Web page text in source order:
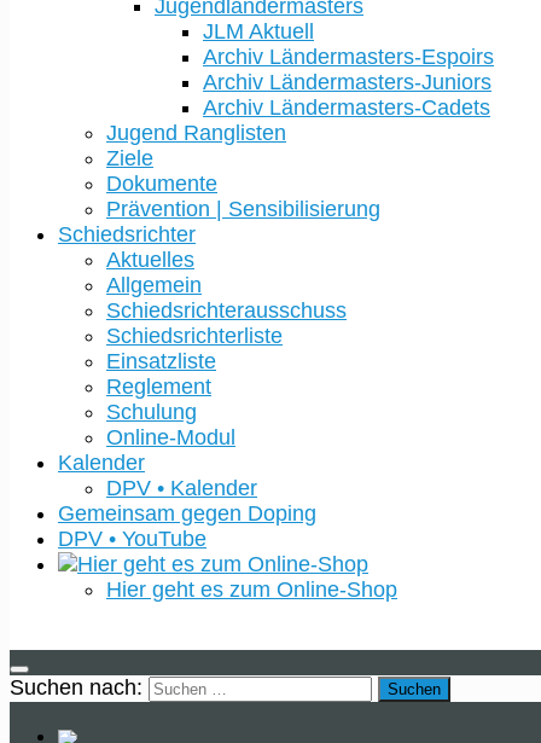
Jugendländermasters
JLM Aktuell
Archiv Ländermasters-Espoirs
Archiv Ländermasters-Juniors
Archiv Ländermasters-Cadets
Jugend Ranglisten
Ziele
Dokumente
Prävention | Sensibilisierung
Schiedsrichter
Aktuelles
Allgemein
Schiedsrichterausschuss
Schiedsrichterliste
Einsatzliste
Reglement
Schulung
Online-Modul
Kalender
DPV • Kalender
Gemeinsam gegen Doping
DPV • YouTube
Hier geht es zum Online-Shop
Suchen nach: